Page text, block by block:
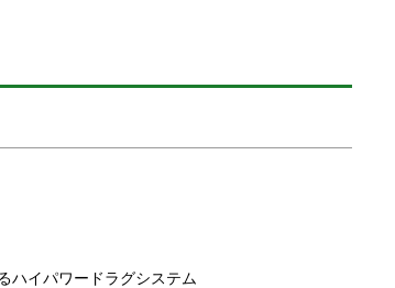
ハイパワードラグシステム